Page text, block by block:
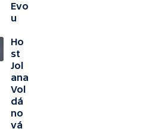
Evo
u
Ho
st
Jol
ana
Vol
dá
no
vá